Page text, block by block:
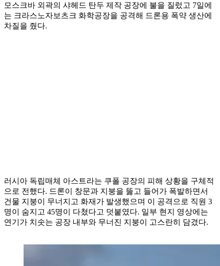
모스크바 외곽의 샤헤드 탄두 제작 공장에 불을 질렀고 7일에
는 크라스노자보츠크 화학공장을 공격해 드론용 폭약 생산에
차질을 줬다.
러시아 독립매체 아스트라는 쿠폴 공장의 피해 상황을 구체적
으로 전했다. 드론이 창문과 지붕을 뚫고 들어가 폭발하면서
건물 지붕이 무너지고 화재가 발생했으며 이 공격으로 직원 3
명이 숨지고 45명이 다쳤다고 덧붙였다. 일부 현지 영상에는
연기가 치솟는 공장 내부와 무너진 지붕이 고스란히 담겼다.